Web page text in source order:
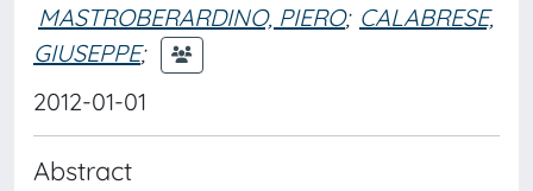
MASTROBERARDINO, PIERO; CALABRESE,
GIUSEPPE;
2012-01-01
Abstract